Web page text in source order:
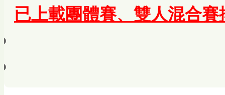
已上載團體賽、 雙人混合